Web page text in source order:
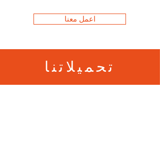
اعمل معنا
تحميلاتنا